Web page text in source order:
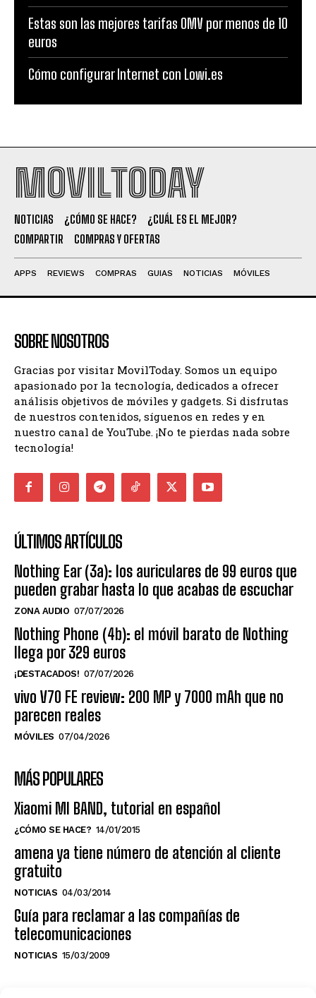
Estas son las mejores tarifas OMV por menos de 10
euros
Cómo configurar Internet con Lowi.es
MOVILTODAY
NOTICIAS ¿CÓMO SE HACE?
¿CUÁL ES EL MEJOR?
COMPARTIR
COMPRAS Y OFERTAS
APPS REVIEWS COMPRAS GUIAS NOTICIAS MÓVILES
SOBRE NOSOTROS
Gracias por visitar MovilToday. Somos un equipo
apasionado por la tecnología, dedicados a ofrecer
análisis objetivos de móviles y gadgets. Si disfrutas
de nuestros contenidos, síguenos en redes y en
nuestro canal de YouTube. ¡No te pierdas nada sobre
tecnología!
ÚLTIMOS ARTÍCULOS
Nothing Ear (3a): los auriculares de 99 euros que
pueden grabar hasta lo que acabas de escuchar
ZONA AUDIO 07/07/2026
Nothing Phone (4b): el móvil barato de Nothing
llega por 329 euros
¡DESTACADOS! 07/07/2026
vivo V70 FE review: 200 MP y 7000 mAh que no
parecen reales
MÓVILES 07/04/2026
MÁS POPULARES
Xiaomi MI BAND, tutorial en español
¿CÓMO SE HACE? 14/01/2015
amena ya tiene número de atención al cliente
gratuito
NOTICIAS 04/03/2014
Guía para reclamar a las compañías de
telecomunicaciones
NOTICIAS 15/03/2009